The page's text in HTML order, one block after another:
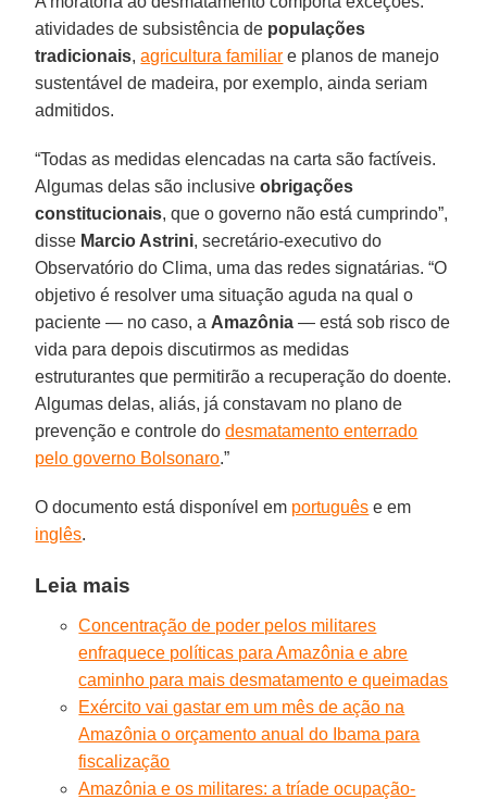
atividades de subsistência de populações
tradicionais,agricultura familiar e planos de manejo
sustentável de madeira, por exemplo, ainda seriam
admitidos.
“Todas as medidas elencadas na carta são factíveis.
Algumas delas são inclusiveobrigações
constitucionais, que o governo não está cumprindo”,
disse Marcio Astrini, secretário-executivo do
Observatório do Clima, uma das redes signatárias. “O
objetivo é resolver uma situação aguda na qual o
paciente — no caso, a Amazônia — está sob risco de
vida para depois discutirmos as medidas
estruturantes que permitirão a recuperação do doente.
Algumas delas, aliás, já constavam no plano de
prevenção e controle dodesmatamento enterrado
pelo governo Bolsonaro.”
O documento está disponível em português e em
inglês.
Leia mais
Concentração de poder pelos militares
enfraquece políticas para Amazônia e abre
caminho para mais desmatamento e queimadas
Exército vai gastar em um mês de ação na
Amazônia o orçamento anual do Ibama para
fiscalização
Amazônia e os militares: a tríade ocupação-